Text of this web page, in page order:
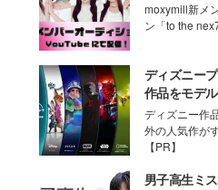
moxymill新メ
ン「to the nex7
ディズニー
作品をモデ
ディズニー作
外の人気作が
【PR】
男子高生ミ